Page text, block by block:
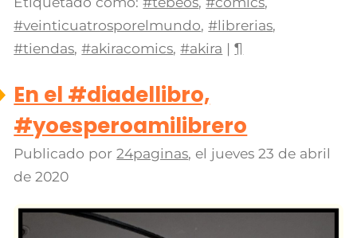
#veinticuatrosporelmundo,#librerias,
#tiendas,#akiracomics,#akira |¶
En el #diadellibro,
#yoesperoamilibrero
Publicado por24paginas, el jueves 23 de abril
de 2020